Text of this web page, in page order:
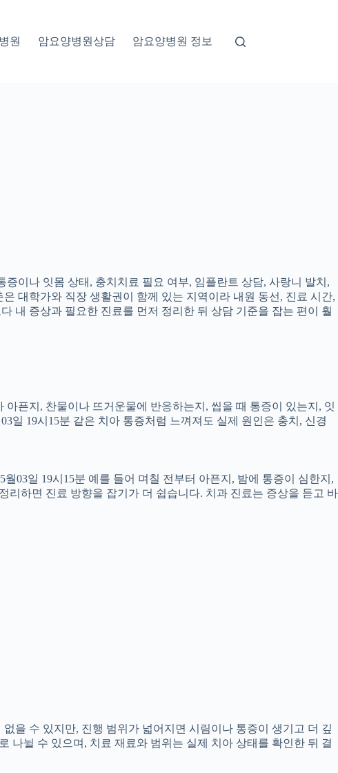
원 암요양병원상담 암요양병원 정보
이나 잇몸 상태, 충치치료 필요 여부, 임플란트 상담, 사랑니 발치,
대학가와 직장 생활권이 함께 있는 지역이라 내원 동선, 진료 시간,
내 증상과 필요한 진료를 먼저 정리한 뒤 상담 기준을 잡는 편이 훨
픈지, 찬물이나 뜨거운물에 반응하는지, 씹을 때 통증이 있는지, 잇
일 19시15분 같은 치아 통증처럼 느껴져도 실제 원인은 충치, 신경
03일 19시15분 예를 들어 며칠 전부터 아픈지, 밤에 통증이 심한지,
리하면 진료 방향을 잡기가 더 쉽습니다. 치과 진료는 증상을 듣고 바
을 수 있지만, 진행 범위가 넓어지면 시림이나 통증이 생기고 더 깊
나뉠 수 있으며, 치료 재료와 범위는 실제 치아 상태를 확인한 뒤 결